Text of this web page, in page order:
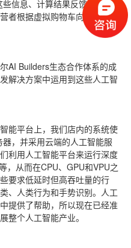
信息、计算结果反馈到本地
者根据虚拟购物车向对应的顾
AI Builders生态合作体系的成
解决方案中运用到这些人工智
能平台上，我们店内的系统使
，并采用云端的人工智能服
利用人工智能平台来运行深度
，从而在CPU、GPU和VPU之
要求低延时但高吞吐量的行
、人类行为和手势识别。人工
提供了帮助，所以现在已经准
整个人工智能产业。